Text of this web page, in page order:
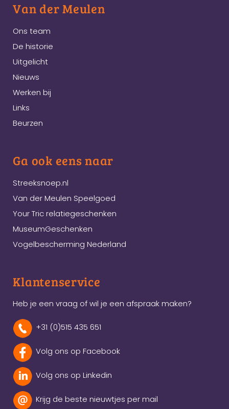
Van der Meulen
Ons team
De historie
Uitgelicht
Nieuws
Werken bij
Links
Beurzen
Ga ook eens naar
Streeksnoep.nl
Van der Meulen Speelgoed
Your Tric relatiegeschenken
MuseumGeschenken
Vogelbescherming Nederland
Klantenservice
Heb je een vraag of wil je een afspraak maken?
+31 (0)515 435 651
Volg ons op Facebook
Volg ons op Linkedin
Krijg de beste nieuwtjes per mail